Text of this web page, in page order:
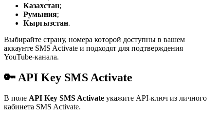
Казахстан;
Румыния;
Кыргызстан.
Выбирайте страну, номера которой доступны в вашем
аккаунте SMS Activate и подходят для подтверждения
YouTube-канала.
🔑 API Key SMS Activate
В поле API Key SMS Activate укажите API-ключ из личного
кабинета SMS Activate.